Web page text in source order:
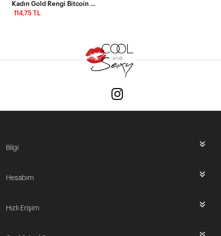
Kadın Gold Rengi Bitcoin Anahtarlık BE604
114,75 TL
Bilgi
Hesabım
Hızlı Erişim